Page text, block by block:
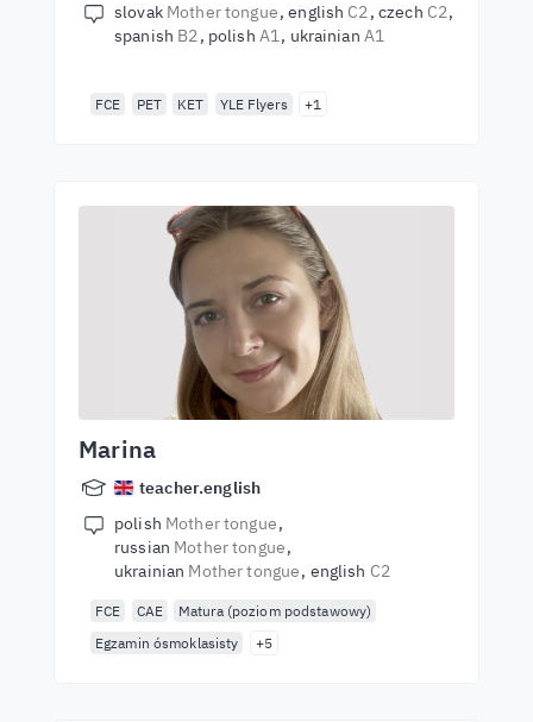
slovak Mother tongue english C2 czech C2
spanish B2 polish A1 ukrainian A1
FCE PET KET YLE Flyers +1
Marina
teacher.english
polish Mother tongue
russian Mother tongue
ukrainian Mother tongue english C2
FCE CAE
Matura (poziom podstawowy)
Egzamin ósmoklasisty
+5